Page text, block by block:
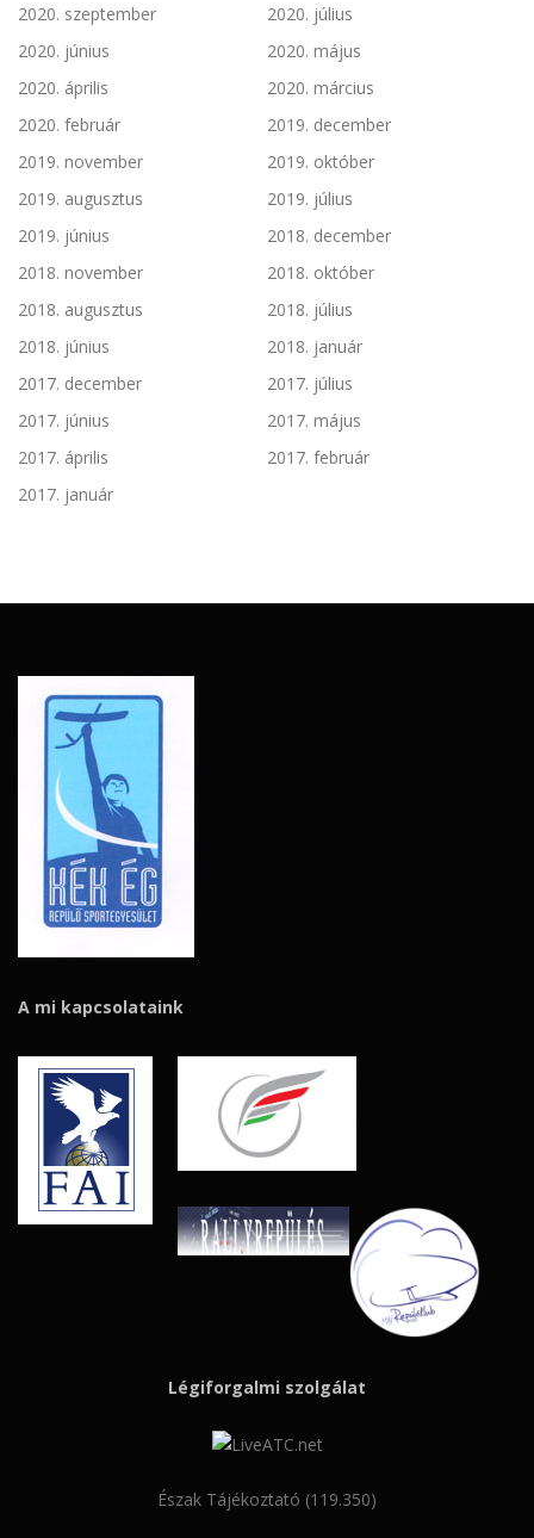
2020. szeptember
2020. július
2020. június
2020. május
2020. április
2020. március
2020. február
2019. december
2019. november
2019. október
2019. augusztus
2019. július
2019. június
2018. december
2018. november
2018. október
2018. augusztus
2018. július
2018. június
2018. január
2017. december
2017. július
2017. június
2017. május
2017. április
2017. február
2017. január
A mi kapcsolataink
Légiforgalmi szolgálat
Észak Tájékoztató (119.350)